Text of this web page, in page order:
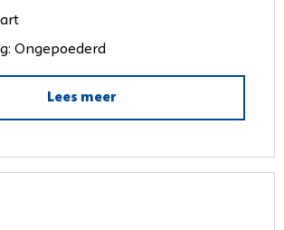
Ongepoederd
Lees meer